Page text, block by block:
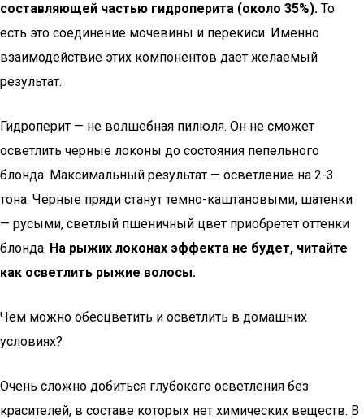
составляющей частью гидроперита (около 35%). То
есть это соединение мочевины и перекиси. Именно
взаимодействие этих компонентов дает желаемый
результат.
Гидроперит — не волшебная пилюля. Он не сможет
осветлить черные локоны до состояния пепельного
блонда. Максимальный результат — осветление на 2-3
тона. Черные пряди станут темно-каштановыми, шатенки
— русыми, светлый пшеничный цвет приобретет оттенки
блонда. На рыжих локонах эффекта не будет, читайте
как осветлить рыжие волосы.
Чем можно обесцветить и осветлить в домашних
условиях?
Очень сложно добиться глубокого осветления без
красителей, в составе которых нет химических веществ. В